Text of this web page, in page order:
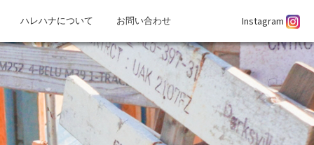
ハレハナについて お問い合わせ Instagram